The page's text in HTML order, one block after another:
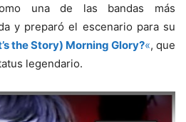
una de las bandas más
y preparó el escenario para su
the Story) Morning Glory?«, que
legendario.